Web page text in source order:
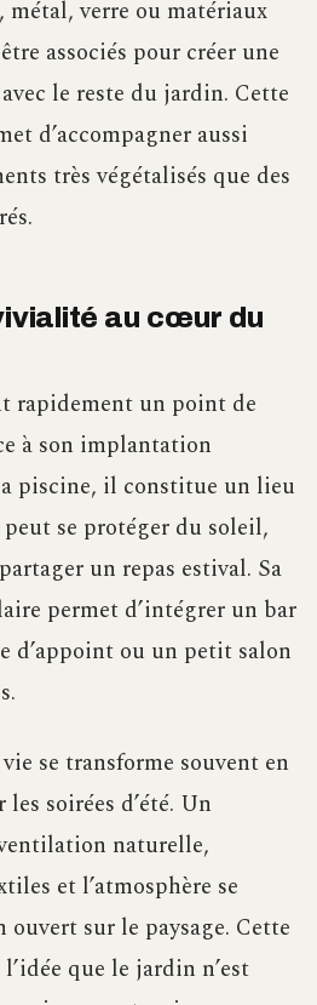
verre ou matériaux
associés pour créer une
le reste du jardin. Cette
d’accompagner aussi
très végétalisés que des
au cœur du
rapidement un point de
à son implantation
piscine, il constitue un lieu
se protéger du soleil,
un repas estival. Sa
permet d’intégrer un bar
d’appoint ou un petit salon
se transforme souvent en
soirées d’été. Un
naturelle,
et l’atmosphère se
ouvert sur le paysage. Cette
que le jardin n’est